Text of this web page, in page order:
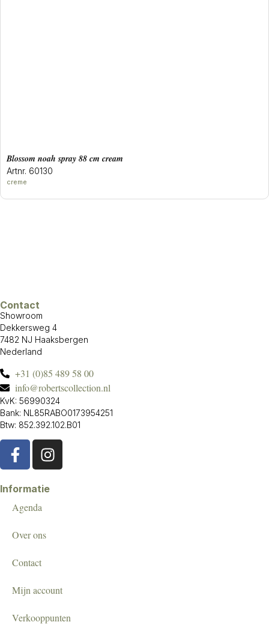
blossom noah spray 88 cm cream
Artnr. 60130
creme
Contact
Showroom
Dekkersweg 4
7482 NJ Haaksbergen
Nederland
+31 (0)85 489 58 00
info@robertscollection.nl
KvK: 56990324
Bank: NL85RABO0173954251
Btw: 852.392.102.B01
Informatie
Agenda
Over ons
Contact
Mijn account
Verkooppunten